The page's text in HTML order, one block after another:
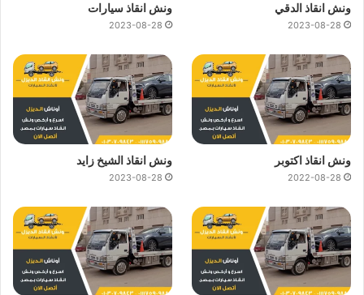
ونش انقاذ الدقي
2023-08-28
ونش انقاذ سيارات
2023-08-28
ونش انقاذ اكتوبر
2022-08-28
ونش انقاذ الشيخ زايد
2023-08-28